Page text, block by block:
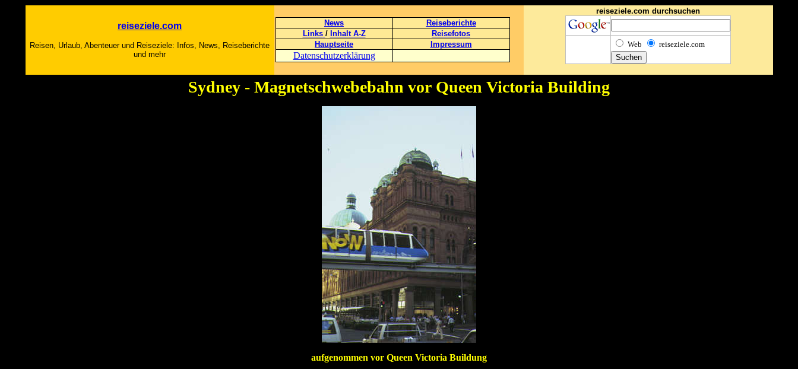
reiseziele.com
Reisen, Urlaub, Abenteuer und Reiseziele: Infos, News, Reiseberichte
und mehr
News
Reiseberichte
Links / Inhalt A-Z
Reisefotos
Hauptseite
Impressum
Datenschutzerklärung
reiseziele.com durchsuchen
Web reiseziele.com
Sydney - Magnetschwebebahn vor Queen Victoria Building
aufgenommen vor Queen Victoria Buildung